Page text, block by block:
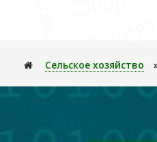
Сельское хозяйство